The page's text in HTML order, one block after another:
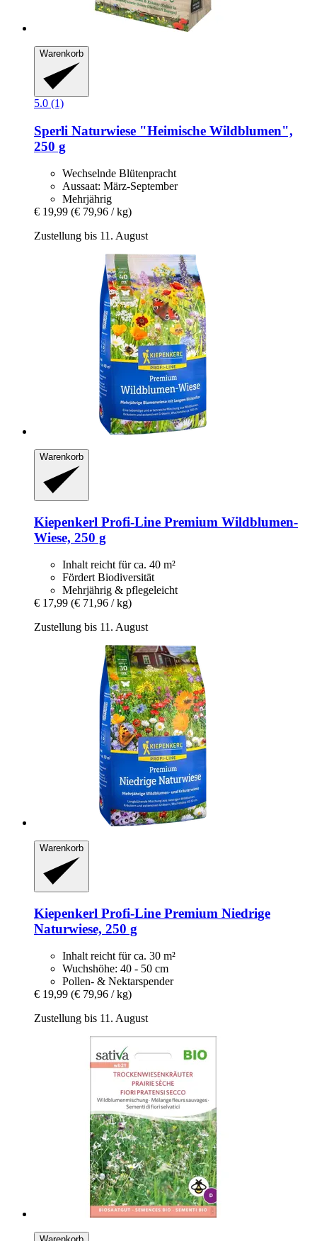
Warenkorb
5.0 (1)
Sperli Naturwiese "Heimische Wildblumen",
250 g
Wechselnde Blütenpracht
Aussaat: März-September
Mehrjährig
€ 19,99 (€ 79,96 / kg)
Zustellung bis 11. August
Warenkorb
Kiepenkerl Profi-​Line Premium Wildblumen-​
Wiese, 250 g
Inhalt reicht für ca. 40 m²
Fördert Biodiversität
Mehrjährig & pflegeleicht
€ 17,99 (€ 71,96 / kg)
Zustellung bis 11. August
Warenkorb
Kiepenkerl Profi-​Line Premium Niedrige
Naturwiese, 250 g
Inhalt reicht für ca. 30 m²
Wuchshöhe: 40 - 50 cm
Pollen- & Nektarspender
€ 19,99 (€ 79,96 / kg)
Zustellung bis 11. August